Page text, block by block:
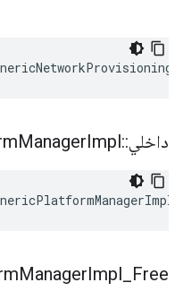
داخلي::
ManagerImpl
ManagerImpl Free